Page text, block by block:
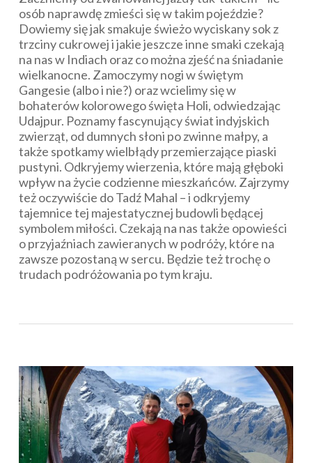
osób naprawdę zmieści się w takim pojeździe?
Dowiemy się jak smakuje świeżo wyciskany sok z
trzciny cukrowej i jakie jeszcze inne smaki czekają
na nas w Indiach oraz co można zjeść na śniadanie
wielkanocne. Zamoczymy nogi w świętym
Gangesie (albo i nie?) oraz wcielimy się w
bohaterów kolorowego święta Holi, odwiedzając
Udajpur. Poznamy fascynujący świat indyjskich
zwierząt, od dumnych słoni po zwinne małpy, a
także spotkamy wielbłądy przemierzające piaski
pustyni. Odkryjemy wierzenia, które mają głęboki
wpływ na życie codzienne mieszkańców. Zajrzymy
też oczywiście do Tadź Mahal – i odkryjemy
tajemnice tej majestatycznej budowli będącej
symbolem miłości. Czekają na nas także opowieści
o przyjaźniach zawieranych w podróży, które na
zawsze pozostaną w sercu. Będzie też trochę o
trudach podróżowania po tym kraju.